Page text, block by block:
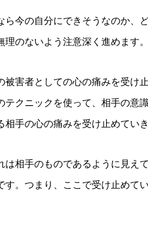
今の自分にできそうなのか、
のないよう注意深く進めます。
害者としての心の痛みを受け
クニックを使って、相手の意
手の心の痛みを受け止めていき
相手のものであるように見え
す。つまり、ここで受け止めて